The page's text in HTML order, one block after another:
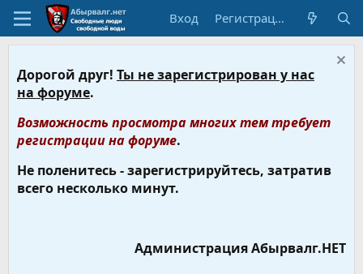
Вход Регистрация
Дорогой друг! Ты не зарегистрирован у нас
на форуме.
Возможность просмотра многих тем требует
регистрации на форуме.
Не поленитесь - зарегистрируйтесь, затратив
всего несколько минут.
Администрация Абырвалг.НЕТ